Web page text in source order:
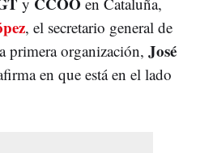
, el secretario general de
primera organización, José
en que está en el lado